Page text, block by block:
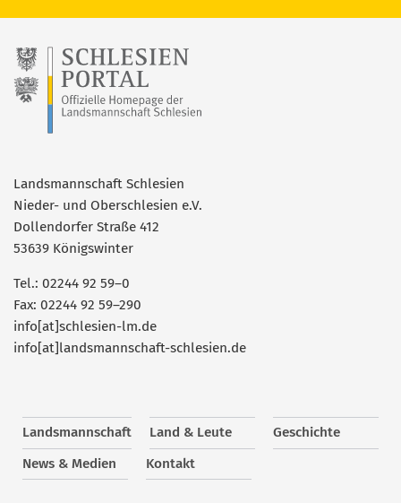
Landsmannschaft Schlesien
Nieder- und Oberschlesien e.V.
Dollendorfer Straße 412
53639 Königswinter
Tel.: 02244 92 59–0
Fax: 02244 92 59–290
info[at]schlesien-lm.de
info[at]landsmannschaft-schlesien.de
Landsmannschaft Land & Leute
Geschichte
News & Medien
Kontakt